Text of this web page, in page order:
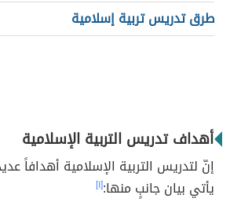
طرق تدريس تربية إسلامية
أهداف تدريس التربية الإسلامية
إنّ لتدريس التربية الإسلامية أهدافاً
يأتي بيان جانبٍ منها:[١]